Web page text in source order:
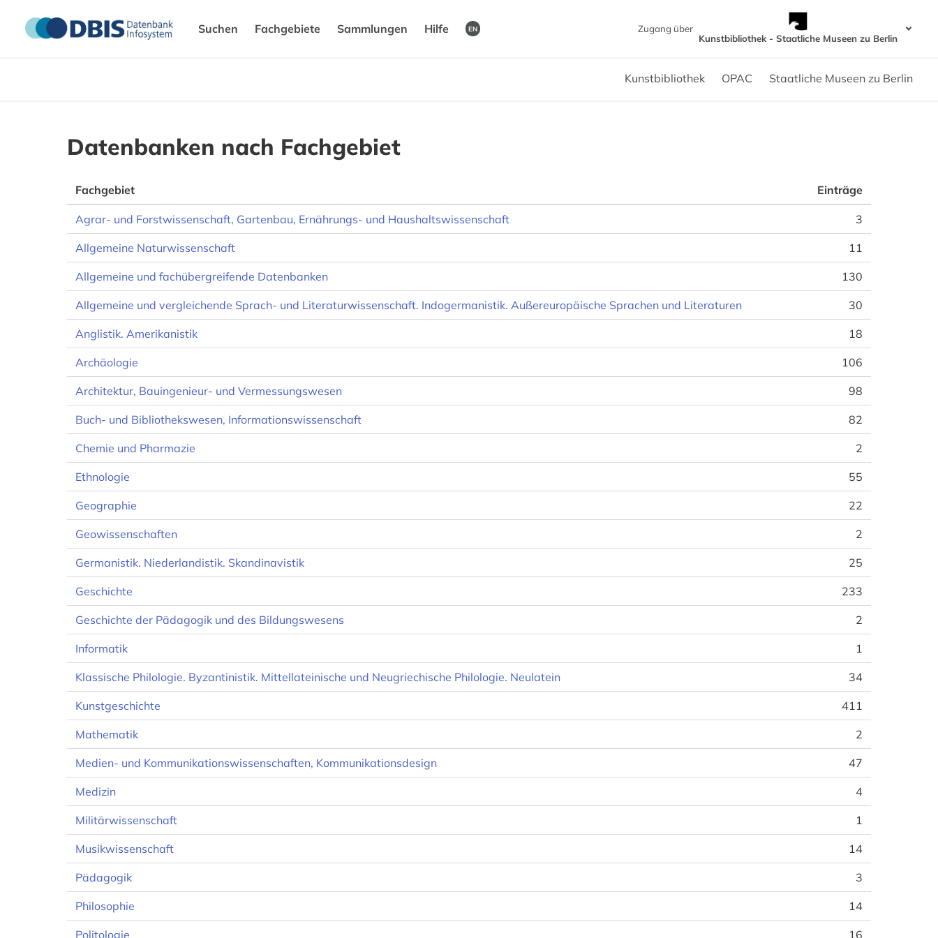
Suchen Fachgebiete Sammlungen Hilfe EN
Zugang über
Kunstbibliothek - Staatliche Museen zu Berlin
Kunstbibliothek OPAC Staatliche Museen zu Berlin
Datenbanken nach Fachgebiet
Fachgebiet Einträge
Agrar- und Forstwissenschaft, Gartenbau, Ernährungs- und Haushaltswissenschaft 3
Allgemeine Naturwissenschaft 11
Allgemeine und fachübergreifende Datenbanken 130
Allgemeine und vergleichende Sprach- und Literaturwissenschaft. Indogermanistik. Außereuropäische Sprachen und Literaturen 30
Anglistik. Amerikanistik 18
Archäologie 106
Architektur, Bauingenieur- und Vermessungswesen 98
Buch- und Bibliothekswesen, Informationswissenschaft 82
Chemie und Pharmazie 2
Ethnologie 55
Geographie 22
Geowissenschaften 2
Germanistik. Niederlandistik. Skandinavistik 25
Geschichte 233
Geschichte der Pädagogik und des Bildungswesens 2
Informatik 1
Klassische Philologie. Byzantinistik. Mittellateinische und Neugriechische Philologie. Neulatein 34
Kunstgeschichte 411
Mathematik 2
Medien- und Kommunikationswissenschaften, Kommunikationsdesign 47
Medizin 4
Militärwissenschaft 1
Musikwissenschaft 14
Pädagogik 3
Philosophie 14
Politologie 16